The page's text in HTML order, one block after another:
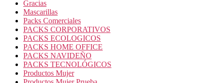
Gracias
Mascarillas
Packs Comerciales
PACKS CORPORATIVOS
PACKS ECOLOGICOS
PACKS HOME OFFICE
PACKS NAVIDEÑO
PACKS TECNOLÓGICOS
Productos Mujer